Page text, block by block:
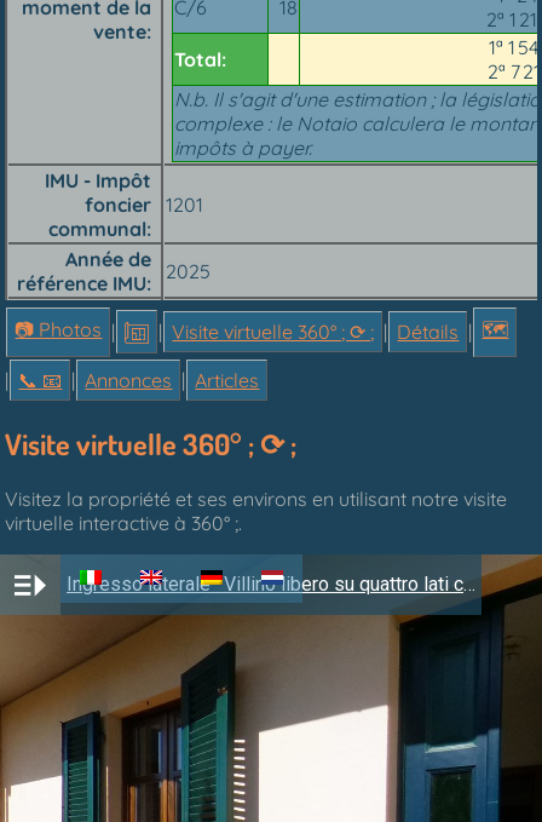
moment de la
vente
C/6 18
2ª 1
Total:
1ª 1
2ª 7
N.b. Il s'agit d'une estimation ; la
complexe : le Notaio calculera le
impôts à payer.
IMU - Impôt
foncier
communal
1201
Année de
référence IMU
2025
📷 Photos | | Visite virtuelle 360° ; ⟳ ; | Détails | 🗺
| 📞︎ 📧 | Annonces | Articles
Visite virtuelle 360° ; ⟳ ;
Visitez la propriété et ses environs en utilisant notre visite
virtuelle interactive à 360° ;.